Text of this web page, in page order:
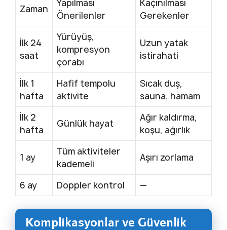
Zaman
Yapılması
Önerilenler
Kaçınılması
Gerekenler
İlk 24
saat
Yürüyüş,
kompresyon
çorabı
Uzun yatak
istirahati
İlk 1
hafta
Hafif tempolu
aktivite
Sıcak duş,
sauna, hamam
İlk 2
hafta
Günlük hayat
Ağır kaldırma,
koşu, ağırlık
1 ay
Tüm aktiviteler
kademeli
Aşırı zorlama
6 ay Doppler kontrol —
Komplikasyonlar ve Güvenlik